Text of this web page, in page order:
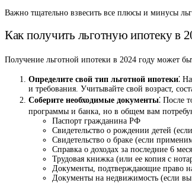
Важно тщательно взвесить все плюсы и минусы
Как получить льготную ипотеку в
Получение льготной ипотеки в 2024 году может
Определите свой тип льготной ипотеки⁚
и требования. Учитывайте свой возраст,
Соберите необходимые документы⁚ После
программы и банка, но в общем вам
Паспорт гражданина РФ
Свидетельство о рождении детей
Свидетельство о браке (если
Справка о доходах за последние 6
Трудовая книжка (или ее копия с
Документы, подтверждающие право
Документы на недвижимость (если